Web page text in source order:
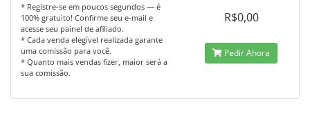
* Registre-se em poucos segundos — é
100% gratuito! Confirme seu e-mail e
acesse seu painel de afiliado.
* Cada venda elegível realizada garante
uma comissão para você.
* Quanto mais vendas fizer, maior será a
sua comissão.
R$0,00
Pedir Ahora